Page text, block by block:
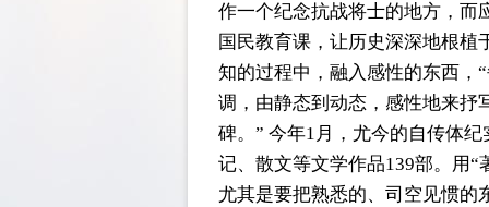
作一个纪念抗战将士的地方，而
国民教育课，让历史深深地根
知的过程中，融入感性的东西，
调，由静态到动态，感性地来抒
碑。” 今年1月，尤今的自传体
记、散文等文学作品139部。用
尤其是要把熟悉的、司空见惯的